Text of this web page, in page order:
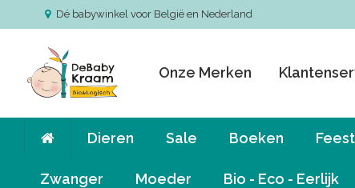
Dé babywinkel voor België en Nederland
Onze Merken
Dieren Sale Boeken Feest
Zwanger Moeder Bio - Eco - Eerlijk